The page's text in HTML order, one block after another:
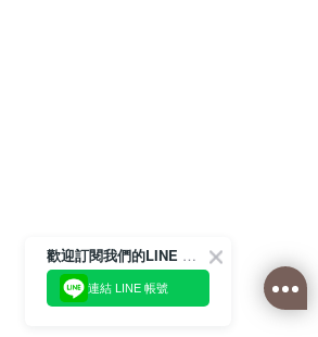
歡迎訂閱我們的LINE 官方帳號
連結 LINE 帳號